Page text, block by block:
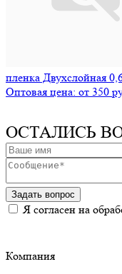
пленка Двухслойная
Оптовая цена: от 350
ОСТАЛИСЬ
Задать вопрос
Я согласен на
Компания